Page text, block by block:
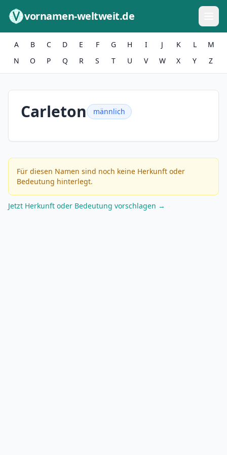
vornamen-weltweit.de
A B C D E F G H I J K L
M
N
O P Q R S T U V W X Y Z
Carleton männlich
Für diesen Namen sind noch keine Herkunft oder
Bedeutung hinterlegt.
Jetzt Herkunft oder Bedeutung vorschlagen →